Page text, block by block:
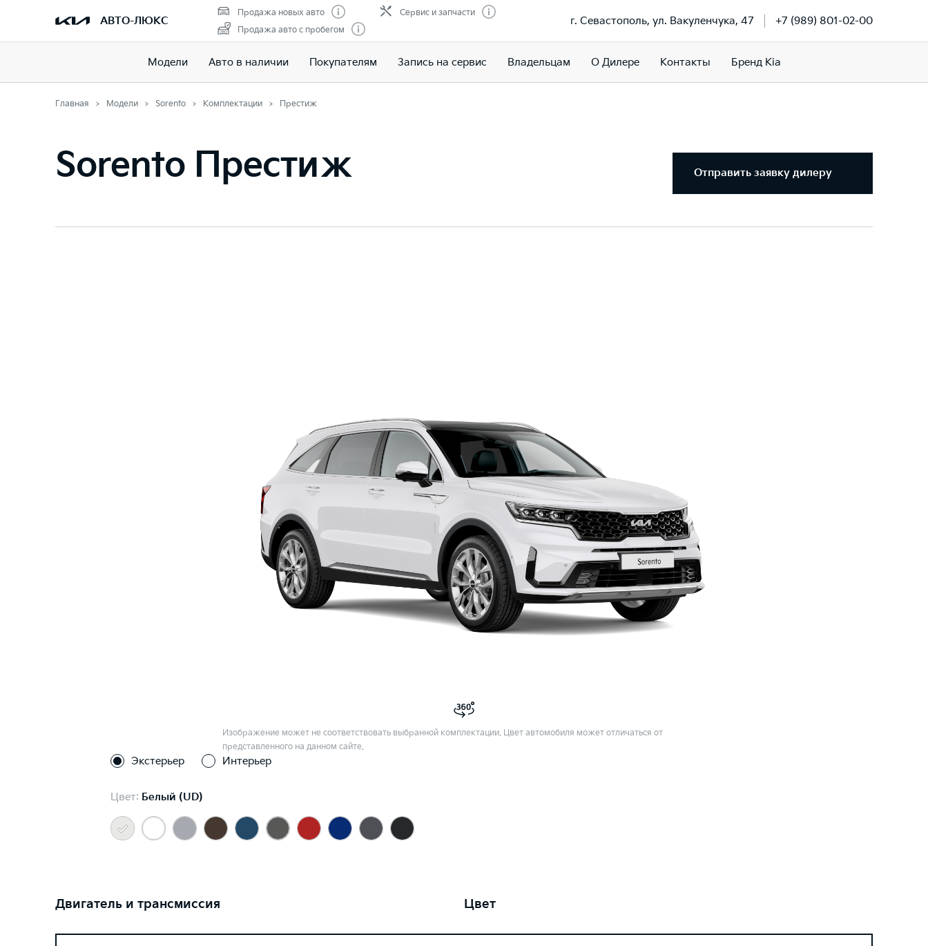
АВТО-ЛЮКС
Продажа новых авто
Продажа авто с пробегом
Сервис и запчасти
г. Севастополь, ул. Вакуленчука, 47 +7 (989) 801-02-00
Модели Авто в наличии Покупателям Запись на сервис Владельцам О Дилере Контакты Бренд Kia
Главная Модели Sorento Комплектации Престиж
Sorento Престиж Отправить заявку дилеру
Изображение может не соответствовать выбранной комплектации. Цвет автомобиля может отличаться от
представленного на данном сайте.
Экстерьер Интерьер
Цвет: Белый (UD)
Двигатель и трансмиссия Цвет